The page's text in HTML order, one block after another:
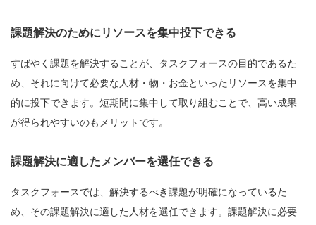
課題解決のためにリソースを集中投下できる
すばやく課題を解決することが、タスクフォースの目的であるた
め、それに向けて必要な人材・物・お金といったリソースを集中
的に投下できます。短期間に集中して取り組むことで、高い成果
が得られやすいのもメリットです。
課題解決に適したメンバーを選任できる
タスクフォースでは、解決するべき課題が明確になっているた
め、その課題解決に適した人材を選任できます。課題解決に必要